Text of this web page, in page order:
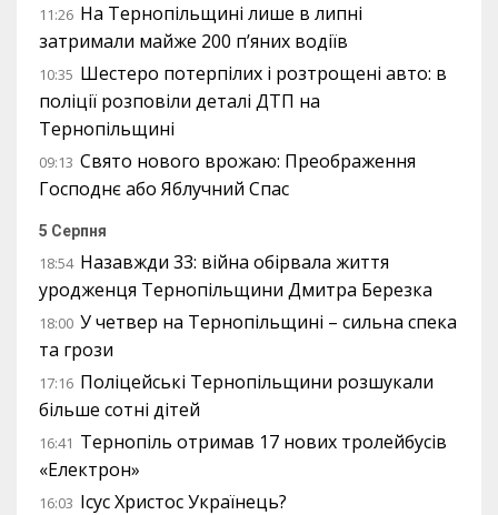
11:26 На Тернопільщині лише в липні
затримали майже 200 п’яних водіїв
10:35 Шестеро потерпілих і розтрощені авто: в
поліції розповіли деталі ДТП на
Тернопільщині
09:13 Свято нового врожаю: Преображення
Господнє або Яблучний Спас
5 Серпня
18:54 Назавжди 33: війна обірвала життя
уродженця Тернопільщини Дмитра Березка
18:00 У четвер на Тернопільщині – сильна спека
та грози
17:16 Поліцейські Тернопільщини розшукали
більше сотні дітей
16:41 Тернопіль отримав 17 нових тролейбусів
«Електрон»
16:03 Ісус Христос Українець?